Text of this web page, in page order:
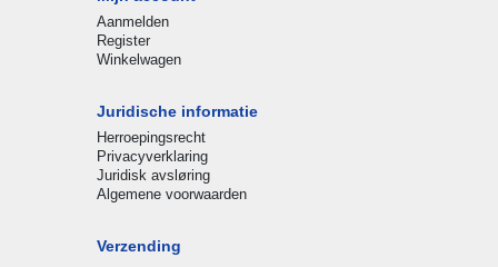
Aanmelden
Register
Winkelwagen
Juridische informatie
Herroepingsrecht
Privacyverklaring
Juridisk avsløring
Algemene voorwaarden
Verzending